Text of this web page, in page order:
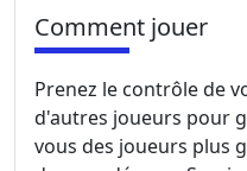
Comment jouer
Prenez le contrôle de
d'autres joueurs pour
vous des joueurs plus